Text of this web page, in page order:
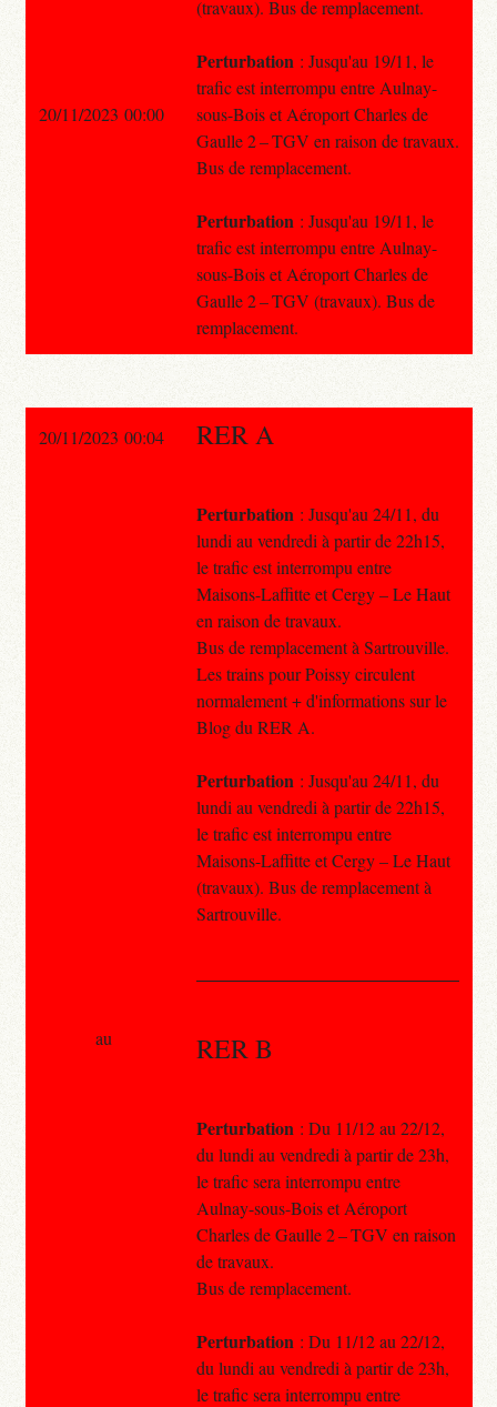
(travaux). Bus de remplacement.
Perturbation : Jusqu'au 19/11, le
trafic est interrompu entre Aulnay-
sous-Bois et Aéroport Charles de
Gaulle 2 – TGV en raison de travaux.
Bus de remplacement.
Perturbation : Jusqu'au 19/11, le
trafic est interrompu entre Aulnay-
sous-Bois et Aéroport Charles de
Gaulle 2 – TGV (travaux). Bus de
remplacement.
20/11/2023 00:00
20/11/2023 00:04 RER A
Perturbation : Jusqu'au 24/11, du
lundi au vendredi à partir de 22h15,
le trafic est interrompu entre
Maisons-Laffitte et Cergy – Le Haut
en raison de travaux.
Bus de remplacement à Sartrouville.
Les trains pour Poissy circulent
normalement + d'informations sur le
Blog du RER A.
Perturbation : Jusqu'au 24/11, du
lundi au vendredi à partir de 22h15,
le trafic est interrompu entre
Maisons-Laffitte et Cergy – Le Haut
(travaux). Bus de remplacement à
Sartrouville.
RER B
Perturbation : Du 11/12 au 22/12,
du lundi au vendredi à partir de 23h,
le trafic sera interrompu entre
Aulnay-sous-Bois et Aéroport
Charles de Gaulle 2 – TGV en raison
de travaux.
Bus de remplacement.
Perturbation : Du 11/12 au 22/12,
du lundi au vendredi à partir de 23h,
le trafic sera interrompu entre
au